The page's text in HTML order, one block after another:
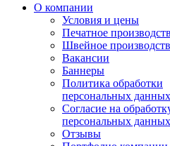
О компании
Условия и цены
Печатное
Швейное
Вакансии
Баннеры
Политика обработки
персональных данных
Согласие на
персональных данных
Отзывы